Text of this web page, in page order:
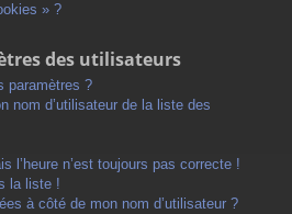
» ?
des utilisateurs
paramètres ?
nom d’utilisateur de la liste des
l’heure n’est toujours pas correcte !
la liste !
à côté de mon nom d’utilisateur ?